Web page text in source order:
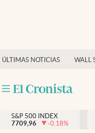
ÚLTIMAS NOTICIAS WALL
Finanzas y economía
Inmigración
Trending
S&P 500 INDEX
7709,96
-0.18%